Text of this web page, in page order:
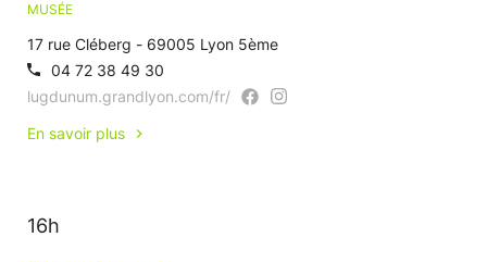
MUSÉE
17 rue Cléberg - 69005 Lyon 5ème
04 72 38 49 30
lugdunum.grandlyon.com/fr/
En savoir plus
16h